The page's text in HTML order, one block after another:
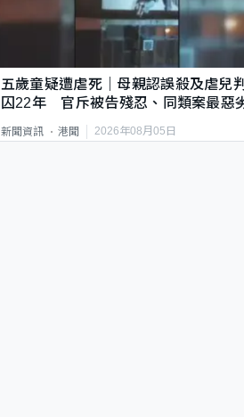
五歲童疑遭虐死｜母親認誤殺及虐兒
囚22年 官斥被告殘忍、同類案最惡
新聞資訊 港聞 2026年08月05日